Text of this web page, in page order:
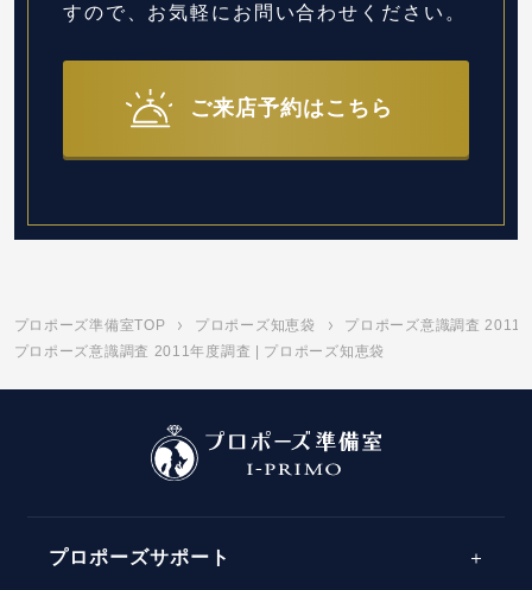
すので、お気軽にお問い合わせください。
ご来店予約はこちら
プロポーズ準備室TOP プロポーズ知恵袋
プロポーズ意識調査 2011
プロポーズ意識調査 2011年度調査 | プロポーズ知恵袋
プロポーズサポート